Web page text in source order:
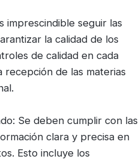
imprescindible seguir las
la calidad de los
de calidad en cada
de las materias
Se deben cumplir con las
clara y precisa en
Esto incluye los